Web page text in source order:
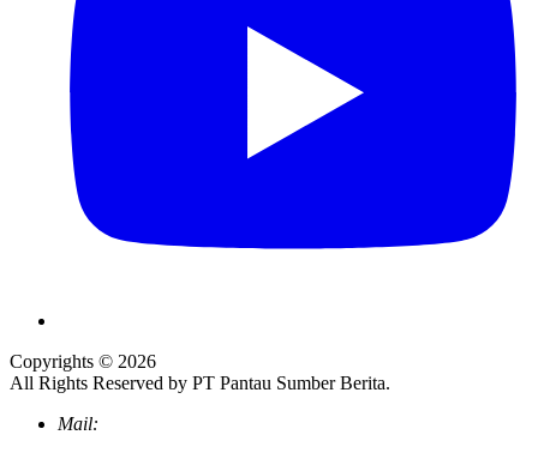
Copyrights © 2026
All Rights Reserved by PT Pantau Sumber Berita.
Mail: